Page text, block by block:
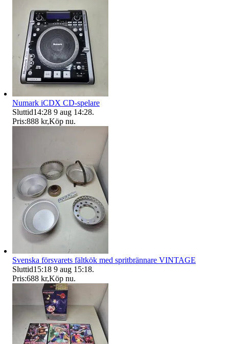
Numark iCDX CD-spelare
Sluttid14:28 9 aug 14:28.
Pris:888 kr,Köp nu.
Svenska försvarets fältkök med spritbrännare VINTAGE
Sluttid15:18 9 aug 15:18.
Pris:688 kr,Köp nu.